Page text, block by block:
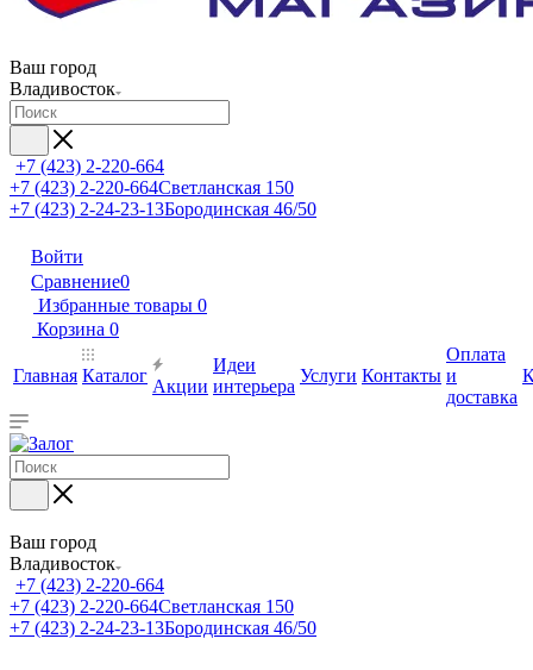
Ваш город
Владивосток
+7 (423) 2-220-664
+7 (423) 2-220-664Светланская 150
+7 (423) 2-24-23-13Бородинская 46/50
Войти
Сравнение0
Избранные товары 0
Корзина 0
Главная Каталог
Акции
Идеи
интерьера
Услуги Контакты
Оплата
и
доставка
Ваш город
Владивосток
+7 (423) 2-220-664
+7 (423) 2-220-664Светланская 150
+7 (423) 2-24-23-13Бородинская 46/50